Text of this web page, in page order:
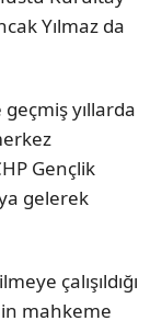
Yılmaz da
yıllarda
Gençlik
gelerek
çalışıldığı
mahkeme